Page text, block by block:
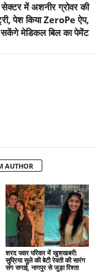
में अशनीर ग्रोवर की
पेश किया ZeroPe ऐप,
मेडिकल बिल का पेमेंट
AUTHOR
शरद पवार परिवार में खुशखबरी:
सुप्रिया सुले की बेटी रेवती की सारंग
संग सगाई, नागपुर से जुड़ा रिश्ता